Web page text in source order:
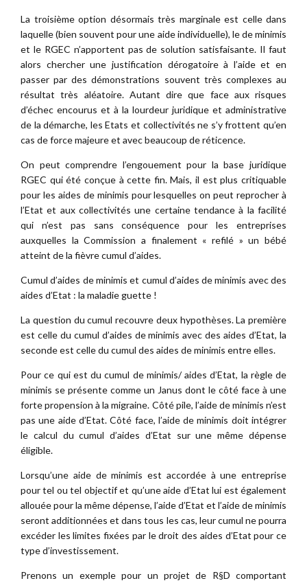
La troisième option désormais très marginale est celle dans
laquelle (bien souvent pour une aide individuelle), le de minimis
et le RGEC n’apportent pas de solution satisfaisante. Il faut
alors chercher une justification dérogatoire à l’aide et en
passer par des démonstrations souvent très complexes au
résultat très aléatoire. Autant dire que face aux risques
d’échec encourus et à la lourdeur juridique et administrative
de la démarche, les Etats et collectivités ne s’y frottent qu’en
cas de force majeure et avec beaucoup de réticence.
On peut comprendre l’engouement pour la base juridique
RGEC qui été conçue à cette fin. Mais, il est plus critiquable
pour les aides de minimis pour lesquelles on peut reprocher à
l’Etat et aux collectivités une certaine tendance à la facilité
qui n’est pas sans conséquence pour les entreprises
auxquelles la Commission a finalement « refilé » un bébé
atteint de la fièvre cumul d’aides.
Cumul d’aides de minimis et cumul d’aides de minimis avec des
aides d’Etat : la maladie guette !
La question du cumul recouvre deux hypothèses. La première
est celle du cumul d’aides de minimis avec des aides d’Etat, la
seconde est celle du cumul des aides de minimis entre elles.
Pour ce qui est du cumul de minimis/ aides d’Etat, la règle de
minimis se présente comme un Janus dont le côté face à une
forte propension à la migraine. Côté pile, l’aide de minimis n’est
pas une aide d’Etat. Côté face, l’aide de minimis doit intégrer
le calcul du cumul d’aides d’Etat sur une même dépense
éligible.
Lorsqu’une aide de minimis est accordée à une entreprise
pour tel ou tel objectif et qu’une aide d’Etat lui est également
allouée pour la même dépense, l’aide d’Etat et l’aide de minimis
seront additionnées et dans tous les cas, leur cumul ne pourra
excéder les limites fixées par le droit des aides d’Etat pour ce
type d’investissement.
Prenons un exemple pour un projet de R§D comportant